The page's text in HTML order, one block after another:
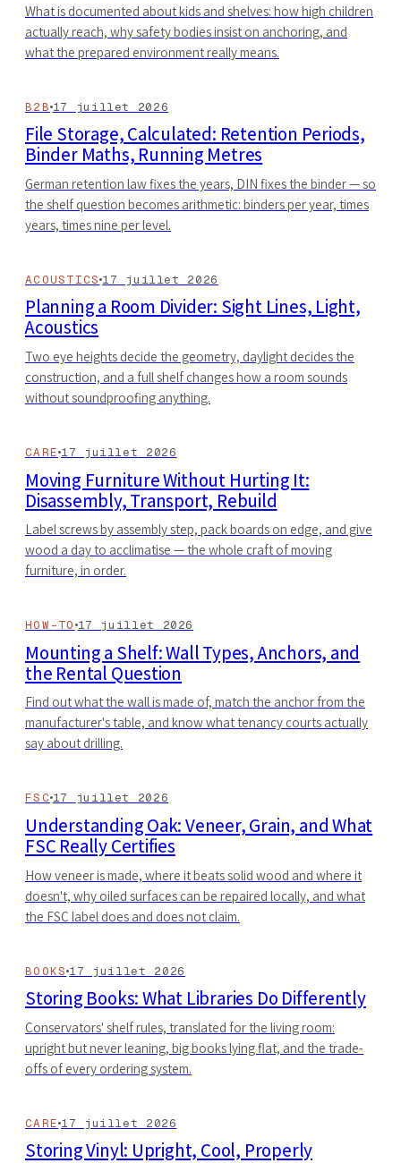
What is documented about kids and shelves: how high children
actually reach, why safety bodies insist on anchoring, and
what the prepared environment really means.
B2B 17 juillet 2026
File Storage, Calculated: Retention Periods,
Binder Maths, Running Metres
German retention law fixes the years, DIN fixes the binder — so
the shelf question becomes arithmetic: binders per year, times
years, times nine per level.
ACOUSTICS 17 juillet 2026
Planning a Room Divider: Sight Lines, Light,
Acoustics
Two eye heights decide the geometry, daylight decides the
construction, and a full shelf changes how a room sounds
without soundproofing anything.
CARE 17 juillet 2026
Moving Furniture Without Hurting It:
Disassembly, Transport, Rebuild
Label screws by assembly step, pack boards on edge, and give
wood a day to acclimatise — the whole craft of moving
furniture, in order.
HOW-TO 17 juillet 2026
Mounting a Shelf: Wall Types, Anchors, and
the Rental Question
Find out what the wall is made of, match the anchor from the
manufacturer's table, and know what tenancy courts actually
say about drilling.
FSC 17 juillet 2026
Understanding Oak: Veneer, Grain, and What
FSC Really Certifies
How veneer is made, where it beats solid wood and where it
doesn't, why oiled surfaces can be repaired locally, and what
the FSC label does and does not claim.
BOOKS 17 juillet 2026
Storing Books: What Libraries Do Differently
Conservators' shelf rules, translated for the living room:
upright but never leaning, big books lying flat, and the trade-
offs of every ordering system.
CARE 17 juillet 2026
Storing Vinyl: Upright, Cool, Properly